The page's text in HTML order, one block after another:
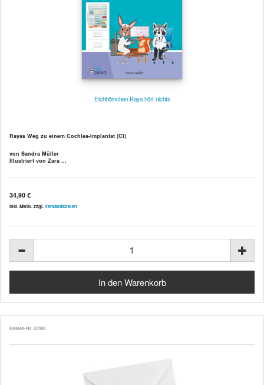
Eichhörnchen Raya hört nichts
Rayas Weg zu einem Cochlea-Implantat (CI)
von Sandra Müller
Illustriert von Zara ...
34,90 €
inkl. MwSt. zzgl. Versandkosten
Bestell-Nr. 47380